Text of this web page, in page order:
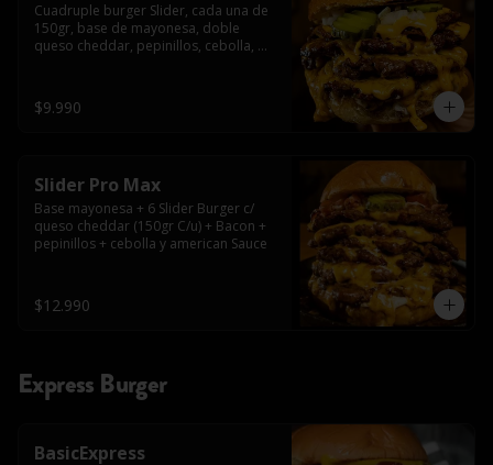
Cuadruple burger Slider, cada una de
150gr, base de mayonesa, doble
queso cheddar, pepinillos, cebolla,
$9.990
Slider Pro Max
Base mayonesa + 6 Slider Burger c/
queso cheddar (150gr C/u) + Bacon +
pepinillos + cebolla y american Sauce
$12.990
Express Burger
BasicExpress